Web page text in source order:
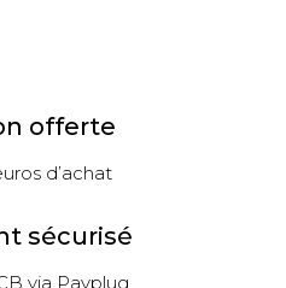
offerte
d’achat
sécurisé
via Payplug